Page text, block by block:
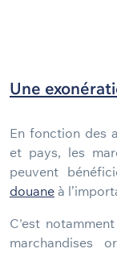
Une
En fonction des
et pays, les
peuvent
douane à
C'est
marchandises